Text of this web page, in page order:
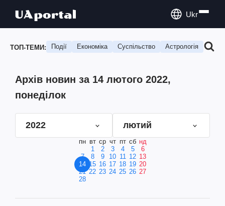
Ukr
ТОП-ТЕМИ: Події Економіка Суспільство Астрологія
Архів новин за 14 лютого 2022,
понеділок
2022 лютий
пн вт ср чт пт сб нд
1
2 3 4 5
6
7
8 9 10 11 12 13
14 15 16 17 18 19 20
21 22 23 24 25 26 27
28